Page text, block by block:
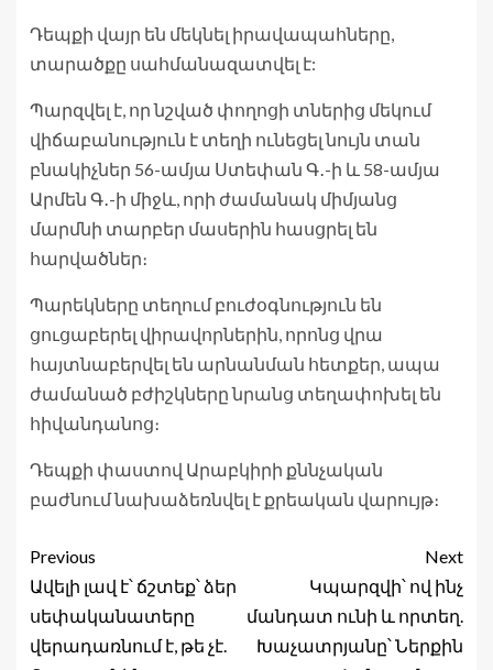
Դեպքի վայր են մեկնել իրավապահները,
տարածքը սահմանազատվել է:
Պարզվել է, որ նշված փողոցի տներից մեկում
վիճաբանություն է տեղի ունեցել նույն տան
բնակիչներ 56-ամյա Ստեփան Գ․-ի և 58-ամյա
Արմեն Գ․-ի միջև, որի ժամանակ միմյանց
մարմնի տարբեր մասերին հասցրել են
հարվածներ։
Պարեկները տեղում բուժօգնություն են
ցուցաբերել վիրավորներին, որոնց վրա
հայտնաբերվել են արնանման հետքեր, ապա
ժամանած բժիշկները նրանց տեղափոխել են
հիվանդանոց։
Դեպքի փաստով Արաբկիրի քննչական
բաժնում նախաձեռնվել է քրեական վարույթ։
Previous
Ավելի լավ է՝ ճշտեք՝ ձեր
սեփականատերը
վերադառնում է, թե չէ.
Next
Կպարզվի՝ ով ինչ
մանդատ ունի և որտեղ.
Խաչատրյանը՝ Ներքին